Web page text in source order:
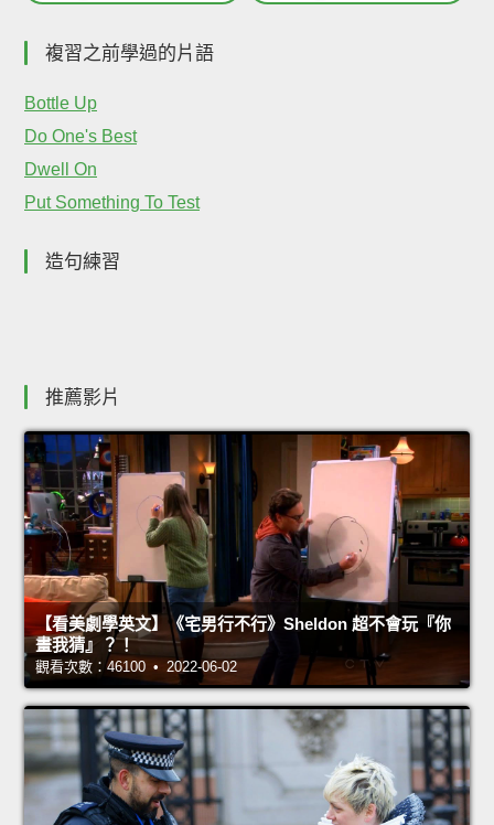
複習之前學過的片語
Bottle Up
Do One's Best
Dwell On
Put Something To Test
造句練習
推薦影片
【看美劇學英文】《宅男行不行》Sheldon 超不會玩『你
畫我猜』？！
觀看次數：46100 • 2022-06-02